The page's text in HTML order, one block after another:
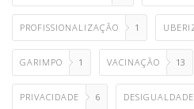
PROFISSIONALIZAÇÃO 1
GARIMPO 1 VACINAÇÃO 13
PRIVACIDADE 6